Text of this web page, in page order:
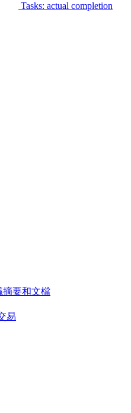
Tasks: actual completion
摘要和文檔
易